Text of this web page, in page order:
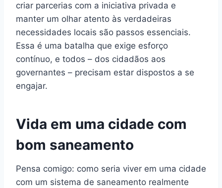
criar parcerias com a iniciativa privada e
manter um olhar atento às verdadeiras
necessidades locais são passos essenciais.
Essa é uma batalha que exige esforço
contínuo, e todos – dos cidadãos aos
governantes – precisam estar dispostos a se
engajar.
Vida em uma cidade com
bom saneamento
Pensa comigo: como seria viver em uma cidade
com um sistema de saneamento realmente